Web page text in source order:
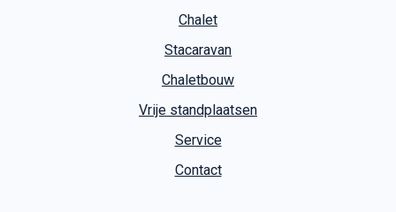
Chalet
Stacaravan
Chaletbouw
Vrije standplaatsen
Service
Contact